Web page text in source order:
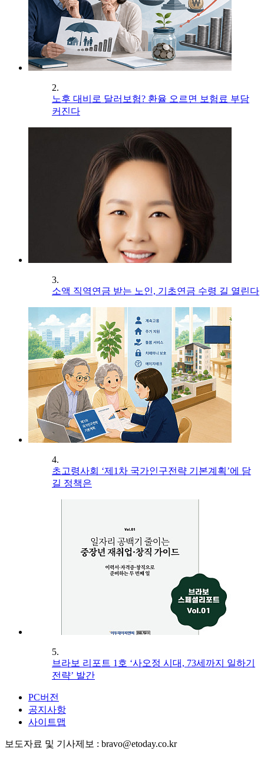
2.
노후 대비로 달러보험? 환율 오르면 보험료 부담
커진다
3.
소액 직역연금 받는 노인, 기초연금 수령 길 열린다
4.
초고령사회 ‘제1차 국가인구전략 기본계획’에 담
길 정책은
5.
브라보 리포트 1호 ‘사오정 시대, 73세까지 일하기
전략’ 발간
PC버전
공지사항
사이트맵
보도자료 및 기사제보 : bravo@etoday.co.kr